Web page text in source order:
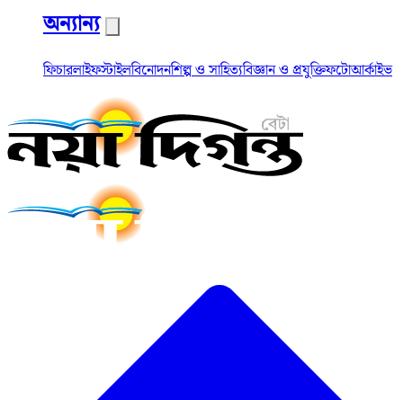
অন্যান্য
ফিচারলাইফস্টাইলবিনোদনশিল্প ও সাহিত্যবিজ্ঞান ও প্রযুক্তিফটোআর্কাইভ